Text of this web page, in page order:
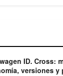
ID. Cross:
versiones y